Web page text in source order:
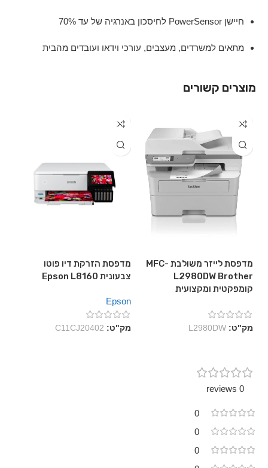
חיישן PowerSensor לחיסכון באנרגיה של עד 70%
מתאים למשרדים, מעצבים, עורכי וידאו ועובדים מהבית
מוצרים קשורים
מדפסת לייזר משולבת MFC-
L2980DW Brother
קומפקטית ומקצועית
מק"ט: L2980DW
מדפסת הזרקת דיו פוטו
צבעונית Epson L8160
Epson
מק"ט: C11CJ20402
0 reviews
0
0
0